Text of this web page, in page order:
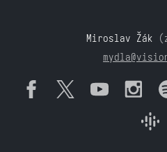
Miroslav Žák